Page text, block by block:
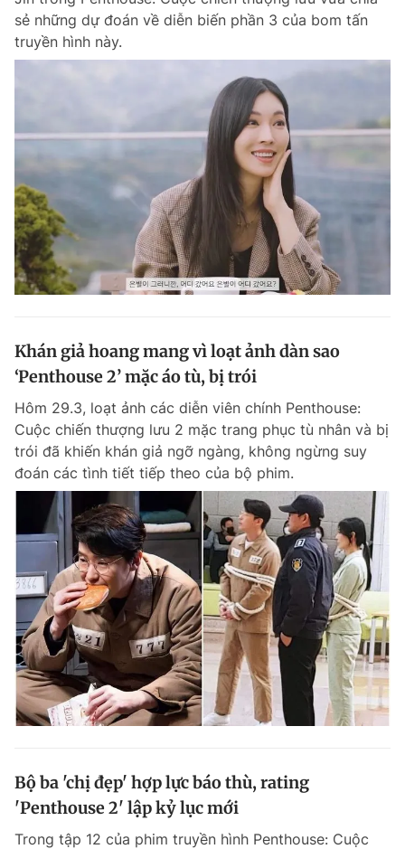
sẻ những dự đoán về diễn biến phần 3 của bom tấn
truyền hình này.
Khán giả hoang mang vì loạt ảnh dàn sao
‘Penthouse 2’ mặc áo tù, bị trói
Hôm 29.3, loạt ảnh các diễn viên chính Penthouse:
Cuộc chiến thượng lưu 2 mặc trang phục tù nhân và bị
trói đã khiến khán giả ngỡ ngàng, không ngừng suy
đoán các tình tiết tiếp theo của bộ phim.
Bộ ba 'chị đẹp' hợp lực báo thù, rating
'Penthouse 2' lập kỷ lục mới
Trong tập 12 của phim truyền hình Penthouse: Cuộc